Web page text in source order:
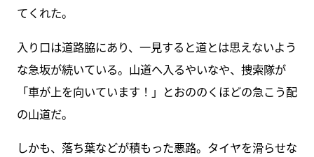
てくれた。
入り口は道路脇にあり、一見すると道とは思えないよう
な急坂が続いている。山道へ入るやいなや、捜索隊が
「車が上を向いています！」とおののくほどの急こう配
の山道だ。
しかも、落ち葉などが積もった悪路。タイヤを滑らせな